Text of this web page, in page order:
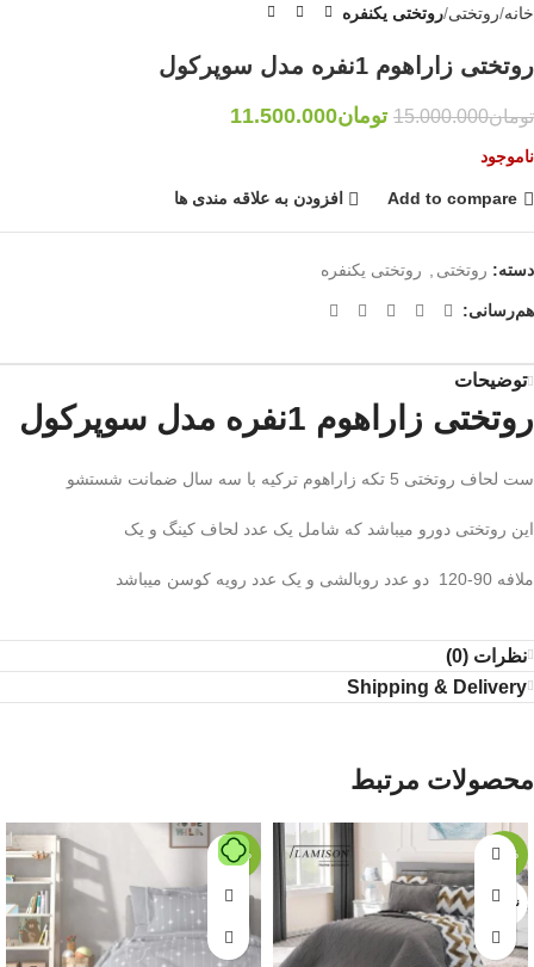
خانه روتختی روتختی یکنفره
روتختی زاراهوم 1نفره مدل سوپرکول
تومان15.000.000 تومان11.500.000
ناموجود
Add to compare افزودن به علاقه مندی ها
دسته: روتختی روتختی یکنفره
هم‌رسانی:
توضیحات
روتختی زاراهوم 1نفره مدل سوپرکول
ست لحاف روتختی 5 تکه زاراهوم ترکیه با سه سال ضمانت شستشو
این روتختی دورو میباشد که شامل یک عدد لحاف کینگ و یک
ملافه 90-120 دو عدد روبالشی و یک عدد رویه کوسن میباشد
نظرات (0)
Shipping & Delivery
محصولات مرتبط
-13%
ناموجود
-18%